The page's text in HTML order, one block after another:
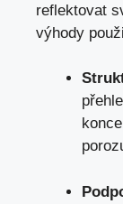
reflektovat
výhody